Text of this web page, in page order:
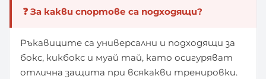
❓ За какви спортове са подходящи?
Ръкавиците са универсални и подходящи за
бокс, кикбокс и муай тай, като осигуряват
отлична защита при всякакви тренировки.